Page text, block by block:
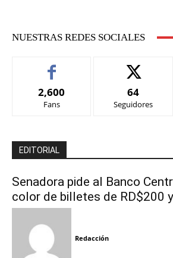
NUESTRAS REDES SOCIALES
2,600
Fans
64
Seguidores
EDITORIAL
Senadora pide al Banco
color de billetes de RD$200
Redacción